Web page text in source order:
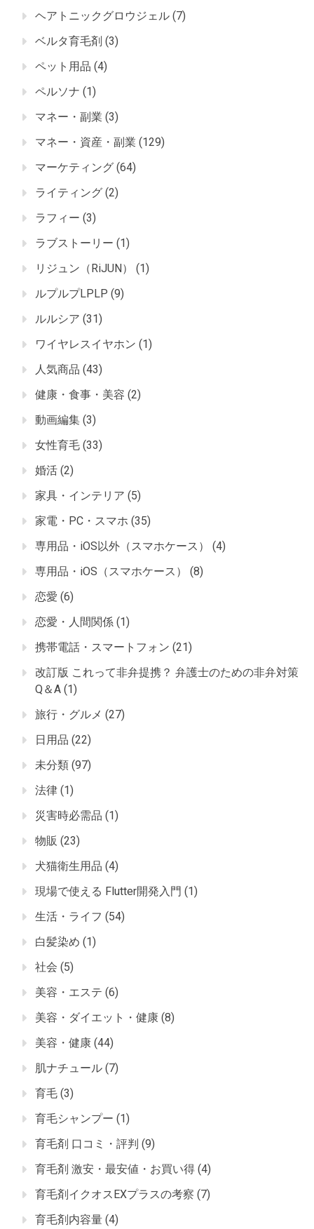
ヘアトニックグロウジェル (7)
ベルタ育毛剤 (3)
ペット用品 (4)
ペルソナ (1)
マネー・副業 (3)
マネー・資産・副業 (129)
マーケティング (64)
ライティング (2)
ラフィー (3)
ラブストーリー (1)
リジュン（RiJUN）
(1)
ルプルプLPLP (9)
ルルシア (31)
ワイヤレスイヤホン (1)
人気商品 (43)
健康・食事・美容 (2)
動画編集 (3)
女性育毛 (33)
婚活 (2)
家具・インテリア (5)
家電・PC・スマホ (35)
専用品・iOS以外（スマホケース）
(4)
専用品・iOS（スマホケース）
(8)
恋愛 (6)
恋愛・人間関係 (1)
携帯電話・スマートフォン (21)
改訂版 これって非弁提携？ 弁護士のための非弁対策
Q＆A (1)
旅行・グルメ (27)
日用品 (22)
未分類 (97)
法律 (1)
災害時必需品 (1)
物販 (23)
犬猫衛生用品 (4)
現場で使える Flutter開発入門 (1)
生活・ライフ (54)
白髪染め (1)
社会 (5)
美容・エステ (6)
美容・ダイエット・健康 (8)
美容・健康 (44)
肌ナチュール (7)
育毛 (3)
育毛シャンプー (1)
育毛剤 口コミ・評判 (9)
育毛剤 激安・最安値・お買い得 (4)
育毛剤イクオスEXプラスの考察 (7)
育毛剤内容量 (4)